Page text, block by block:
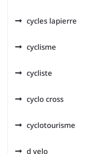
cycles lapierre
cyclisme
cycliste
cyclo cross
cyclotourisme
d velo